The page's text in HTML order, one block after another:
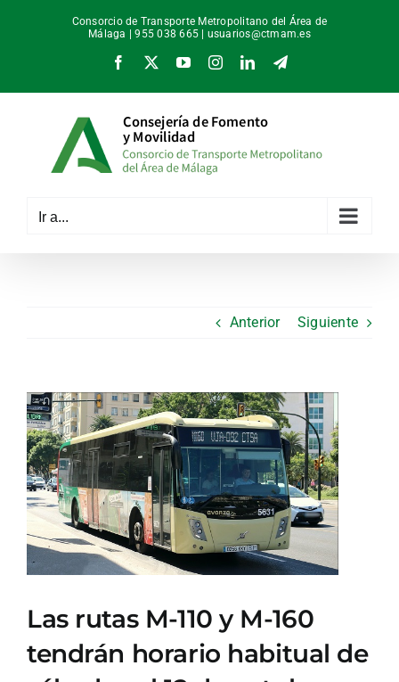
Consorcio de Transporte Metropolitano del Área de
Málaga | 955 038 665 | usuarios@ctmam.es
Facebook
X YouTubeInstagramLinkedInTelegram
Ir a...
Anterior Siguiente
Ver
imagen
más
grande
Las rutas M-110 y M-160
tendrán horario habitual de